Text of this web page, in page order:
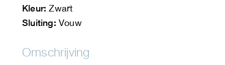
Kleur: Zwart
Sluiting: Vouw
Omschrijving